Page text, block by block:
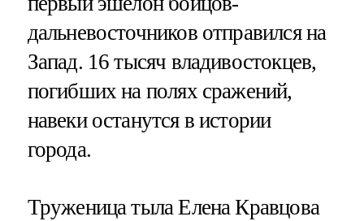
дальневосточников отправился на
Запад. 16 тысяч владивостокцев,
погибших на полях сражений,
навеки останутся в истории
города.
Труженица тыла Елена Кравцова